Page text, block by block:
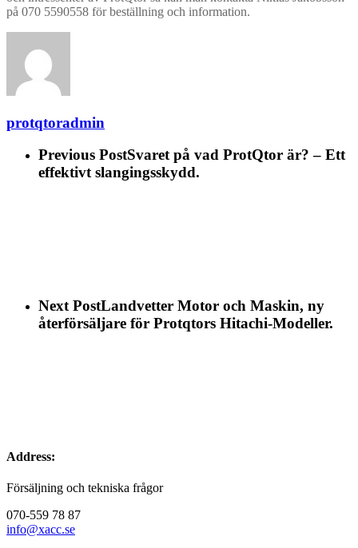
på 070 5590558 för beställning och information.
protqtoradmin
Previous PostSvaret på vad ProtQtor är? – Ett
effektivt slangingsskydd.
Next PostLandvetter Motor och Maskin, ny
återförsäljare för Protqtors Hitachi-Modeller.
Address:
Försäljning och tekniska frågor
070-559 78 87
info@xacc.se